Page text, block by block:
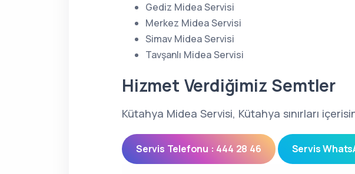
Gediz Midea Servisi
Merkez Midea Servisi
Simav Midea Servisi
Tavşanlı Midea Servisi
Hizmet Verdiğimiz Semtler
Kütahya Midea Servisi, Kütahya sınırları
Servis Telefonu : 444 28 46 Servis